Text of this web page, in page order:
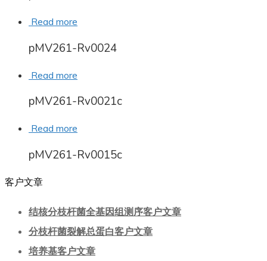
Read more
pMV261-Rv0024
Read more
pMV261-Rv0021c
Read more
pMV261-Rv0015c
客户文章
结核分枝杆菌全基因组测序客户文章
分枝杆菌裂解总蛋白客户文章
培养基客户文章